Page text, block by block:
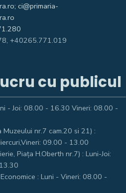
ci@primaria-
+40265.771.019
cu publicul
- Joi: 08.00 - 16.30 Vineri: 08.00 -
nr.7 cam.20 si 21) :
09.00 - 13.00
Piața H.Oberth nr.7) : Luni-Joi:
: Luni - Vineri: 08.00 -